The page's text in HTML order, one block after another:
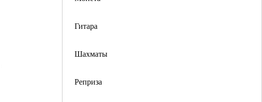
Гитара
Шахматы
Реприза